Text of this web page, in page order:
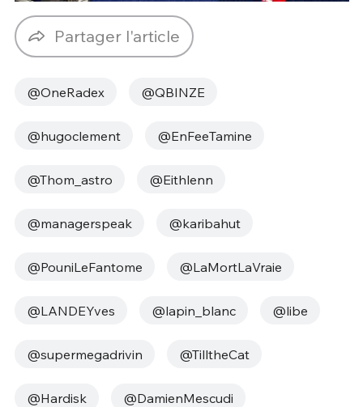
Partager l'article
@OneRadex @QBINZE
@hugoclement @EnFeeTamine
@Thom_astro @Eithlenn
@managerspeak @karibahut
@PouniLeFantome @LaMortLaVraie
@LANDEYves @lapin_blanc @libe
@supermegadrivin @TilltheCat
@Hardisk @DamienMescudi